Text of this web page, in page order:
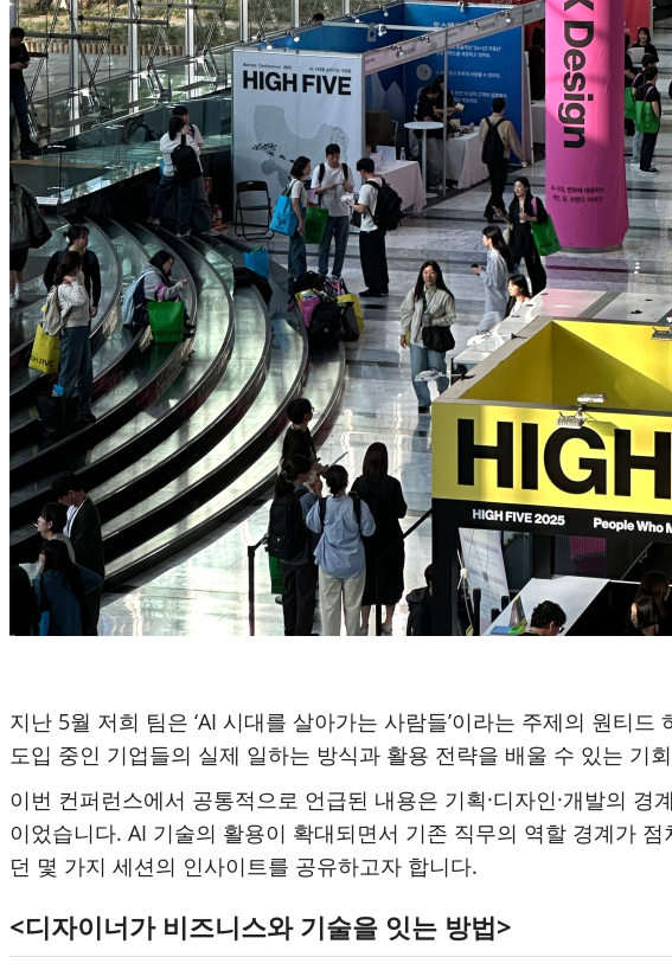
지난 5월 저희 팀은 ‘AI 시대를 살아가는 사람들’이라는 주제의 원티
도입 중인 기업들의 실제 일하는 방식과 활용 전략을 배울 수 있는 기
이번 컨퍼런스에서 공통적으로 언급된 내용은 기획·디자인·개발의
이었습니다. AI 기술의 활용이 확대되면서 기존 직무의 역할 경계가
던 몇 가지 세션의 인사이트를 공유하고자 합니다.
<디자이너가 비즈니스와 기술을 잇는 방법>